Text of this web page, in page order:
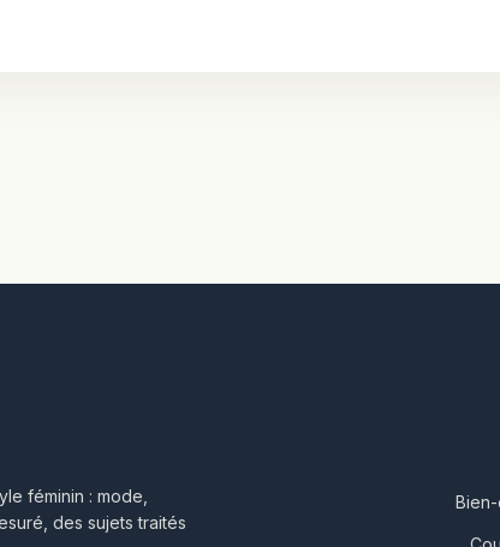
féminin : mode,
des sujets traités